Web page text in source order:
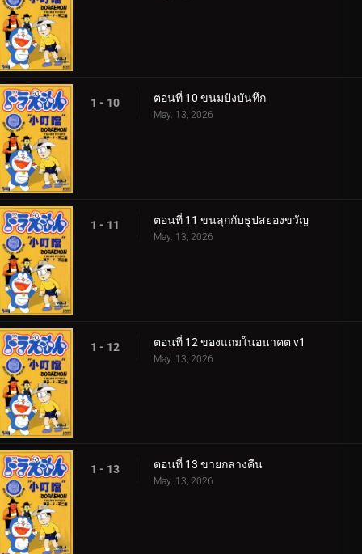
1 - 10 ตอนที่ 10 ขนมปังบันทึก
May. 13, 2026
1 - 11 ตอนที่ 11 ขนลุกกับธูปสยองขวัญ
May. 13, 2026
1 - 12 ตอนที่ 12 ของแถมในอนาคต v1
May. 13, 2026
1 - 13 ตอนที่ 13 ขายกลางคืน
May. 13, 2026